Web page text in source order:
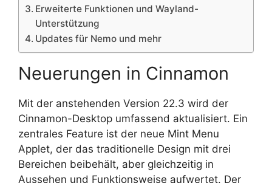
Erweiterte Funktionen und Wayland-
Unterstützung
Updates für Nemo und mehr
Neuerungen in Cinnamon
Mit der anstehenden Version 22.3 wird der
Cinnamon-Desktop umfassend aktualisiert. Ein
zentrales Feature ist der neue Mint Menu
Applet, der das traditionelle Design mit drei
Bereichen beibehält, aber gleichzeitig in
Aussehen und Funktionsweise aufwertet. Der